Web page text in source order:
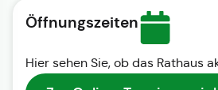
Öffnungszeiten
Hier sehen Sie, ob das Rathaus